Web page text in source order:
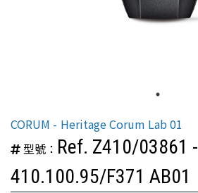
CORUM
Heritage Corum Lab 01
型號： Ref. Z410/03861 -
410.100.95/F371 AB01